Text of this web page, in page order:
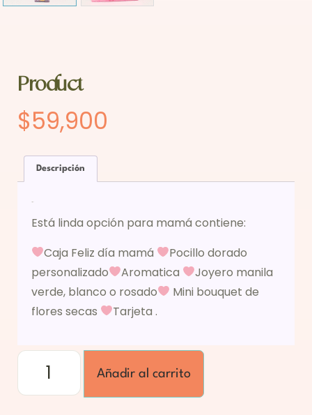
Product
$59,900
Descripción
Está linda opción para mamá contiene:
Caja Feliz día mamá
Pocillo dorado
personalizado
Aromatica
Joyero manila
verde, blanco o rosado
Mini bouquet de
flores secas
Tarjeta .
Añadir al carrito